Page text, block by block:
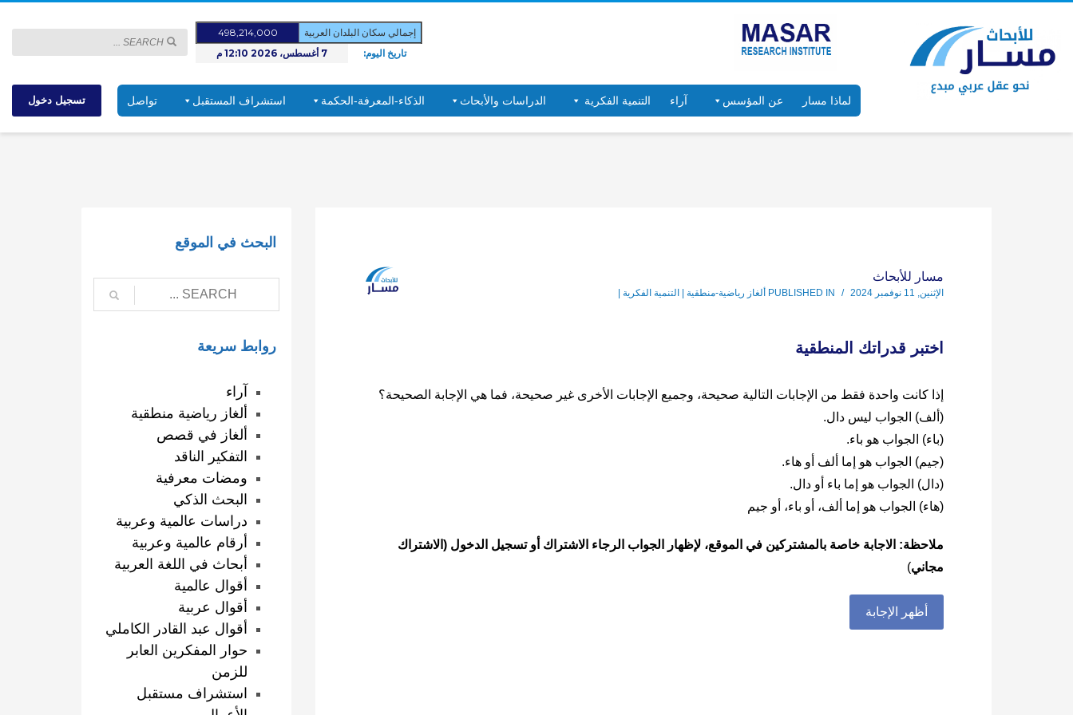
إجمالي سكان البلدان العربية
498,214,000
تاريخ اليوم:
7 أغسطس، 2026 12:10 م
لماذا مسار عن المؤسس آراء التنمية الفكرية الدراسات والأبحاث الذكاء-المعرفة-الحكمة استشراف المستقبل تواصل تسجيل دخول
مسار للأبحاث
الإثنين, 11 نوفمبر 2024 /
PUBLISHED IN ألغاز رياضية-منطقية | التنمية الفكرية |
اختبر قدراتك المنطقية
إذا كانت واحدة فقط من الإجابات التالية صحيحة، وجميع الإجابات الأخرى غير صحيحة، فما هي الإجابة الصحيحة؟
(ألف) الجواب ليس دال.
(باء) الجواب هو باء.
(جيم) الجواب هو إما ألف أو هاء.
(دال) الجواب هو إما باء أو دال.
(هاء) الجواب هو إما ألف، أو باء، أو جيم
ملاحظة: الاجابة خاصة بالمشتركين في الموقع، لإظهار الجواب الرجاء الاشتراك أو تسجيل الدخول (الاشتراك
مجاني)
أظهر الإجابة
البحث في الموقع
روابط سريعة
آراء
ألغاز رياضية منطقية
ألغاز في قصص
التفكير الناقد
ومضات معرفية
البحث الذكي
دراسات عالمية وعربية
أرقام عالمية وعربية
أبحاث في اللغة العربية
أقوال عالمية
أقوال عربية
أقوال عبد القادر الكاملي
حوار المفكرين العابر
للزمن
استشراف مستقبل